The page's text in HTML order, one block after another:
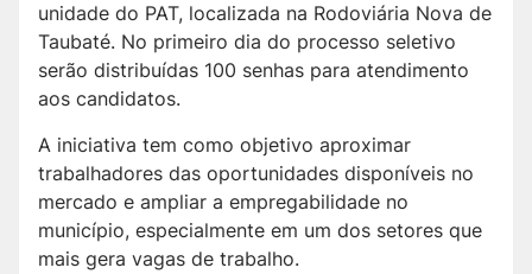
unidade do PAT, localizada na Rodoviária Nova de
Taubaté. No primeiro dia do processo seletivo
serão distribuídas 100 senhas para atendimento
aos candidatos.
A iniciativa tem como objetivo aproximar
trabalhadores das oportunidades disponíveis no
mercado e ampliar a empregabilidade no
município, especialmente em um dos setores que
mais gera vagas de trabalho.